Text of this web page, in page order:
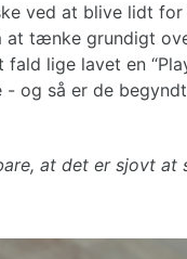
ved at blive lidt
at tænke grundigt
lige lavet en
og så er de
at det er sjovt at